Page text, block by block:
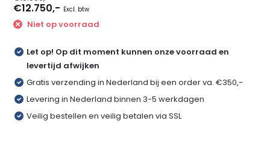
€12.750,- Excl. btw
Niet op voorraad
Let op! Op dit moment kunnen onze voorraad en
levertijd afwijken
Gratis verzending in Nederland bij een order va. €350,-
Levering in Nederland binnen 3-5 werkdagen
Veilig bestellen en veilig betalen via SSL